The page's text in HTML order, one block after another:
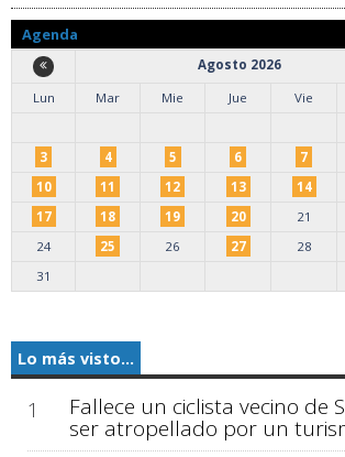
Agenda
Agosto 2026
Lun
Mar Mie Jue Vie
3
4 5 6 7
10
11 12 13 14
17
18 19 20 21
24
25 26 27 28
31
Lo más visto...
1 Fallece un ciclista vecino de
ser atropellado por un